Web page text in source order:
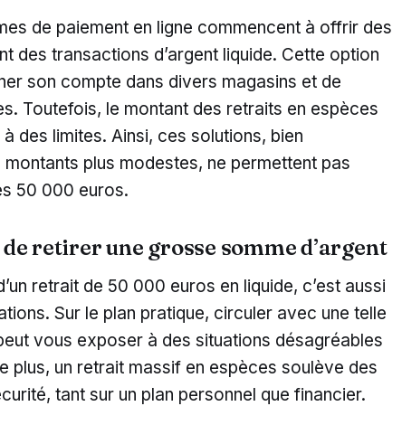
de paiement en ligne commencent à offrir des
des transactions d’argent liquide. Cette option
son compte dans divers magasins et de
Toutefois, le montant des retraits en espèces
des limites. Ainsi, ces solutions, bien
plus modestes, ne permettent pas
50 000 euros.
retirer une grosse somme d’argent
retrait de 50 000 euros en liquide, c’est aussi
Sur le plan pratique, circuler avec une telle
vous exposer à des situations désagréables
plus, un retrait massif en espèces soulève des
tant sur un plan personnel que financier.